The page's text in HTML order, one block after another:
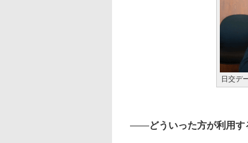
日交デ
――どういった方が利用す